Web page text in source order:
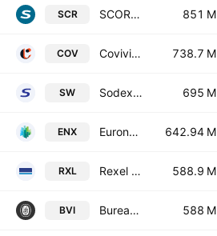
SCR SCOR SE 851 M
COV Covivio SA 738.7 M
SW Sodexo SA 695 M
ENX Euronext NV 642.94 M
RXL Rexel SA 588.9 M
BVI Bureau Veritas SA 588 M